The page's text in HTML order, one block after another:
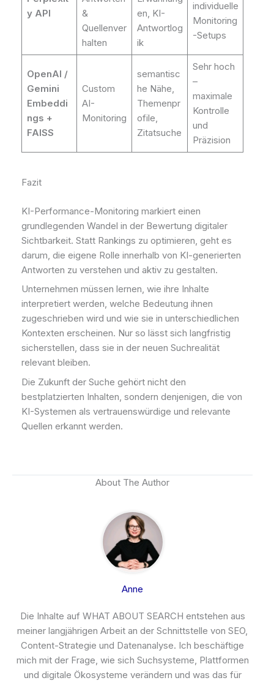
y API
&
Quellenver
halten
en, KI-
Antwortlog
ik
individuelle
Monitoring
-Setups
OpenAI /
Gemini
Embeddi
ngs +
FAISS
Custom
AI-
Monitoring
semantisc
he Nähe,
Themenpr
ofile,
Zitatsuche
Sehr hoch
–
maximale
Kontrolle
und
Präzision
Fazit
KI-Performance-Monitoring markiert einen
grundlegenden Wandel in der Bewertung digitaler
Sichtbarkeit. Statt Rankings zu optimieren, geht es
darum, die eigene Rolle innerhalb von KI-generierten
Antworten zu verstehen und aktiv zu gestalten.
Unternehmen müssen lernen, wie ihre Inhalte
interpretiert werden, welche Bedeutung ihnen
zugeschrieben wird und wie sie in unterschiedlichen
Kontexten erscheinen. Nur so lässt sich langfristig
sicherstellen, dass sie in der neuen Suchrealität
relevant bleiben.
Die Zukunft der Suche gehört nicht den
bestplatzierten Inhalten, sondern denjenigen, die von
KI-Systemen als vertrauenswürdige und relevante
Quellen erkannt werden.
About The Author
Anne
Die Inhalte auf WHAT ABOUT SEARCH entstehen aus
meiner langjährigen Arbeit an der Schnittstelle von SEO,
Content-Strategie und Datenanalyse. Ich beschäftige
mich mit der Frage, wie sich Suchsysteme, Plattformen
und digitale Ökosysteme verändern und was das für